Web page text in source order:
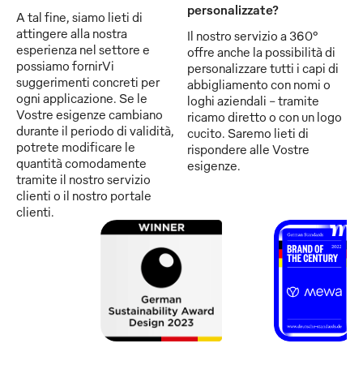
A tal fine, siamo lieti di
attingere alla nostra
esperienza nel settore e
possiamo fornirVi
suggerimenti concreti per
ogni applicazione. Se le
Vostre esigenze cambiano
durante il periodo di validità,
potrete modificare le
quantità comodamente
tramite il nostro servizio
clienti o il nostro portale
clienti.
personalizzate?
Il nostro servizio a 360°
offre anche la possibilità di
personalizzare tutti i capi di
abbigliamento con nomi o
loghi aziendali - tramite
ricamo diretto o con un logo
cucito. Saremo lieti di
rispondere alle Vostre
esigenze.